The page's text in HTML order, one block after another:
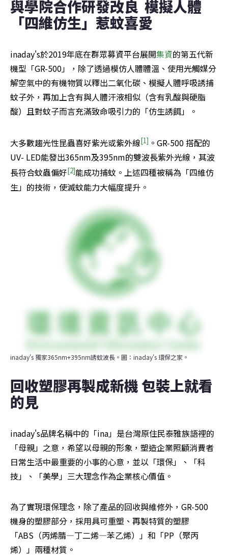
與學院合作研發改良  模擬人體
「四維仿生」惹蚊喜愛
inaday's於2019年底在群眾募資平台展開集資的第五代新
機型「GR-500」，除了透過模仿人體體溫、使用光觸媒分
解空氣中的有機物質以釋出二氧化碳、模擬人體呼吸誘捕
蚊子外，再加上含有與人體汗液相似（含有乳酸與硬脂
酸）且對蚊子而言充滿致命吸引力的「仿生誘餌」。
大多數趨光性昆蟲喜好紫光或紫外線[1] 。GR-500 搭配的
UV- LED能發出365nm及395nm的雙波長紫外光線，其波
長符合蚊蟲偏好[2]能成功捕蚊。上述四種被稱為「四維仿
生」的技術，使滅蚊能力大幅度提升。
inaday's 獨家365nm+395nm誘蚊波長。圖：inaday's 環保之家。
回收塑膠再製成新機 包裝上就看
的見
inaday's品牌名稱中的「ina」是台灣原住民泰雅族語裡的
「母親」之意，希望以母親的形象，塑造企業照顧消費者
日常生活中最重要的小事的心意，並以「環保」、「科
技」、「美學」三大理念作為企業核心價值。
為了實現環保理念，除了產品的回收與維修外，GR-500
機身的塑膠部分，採用具可重塑、再製特質的塑膠
「ABS（丙烯腈—丁二烯—苯乙烯）」和「PP（聚丙
烯）」兩種材質。